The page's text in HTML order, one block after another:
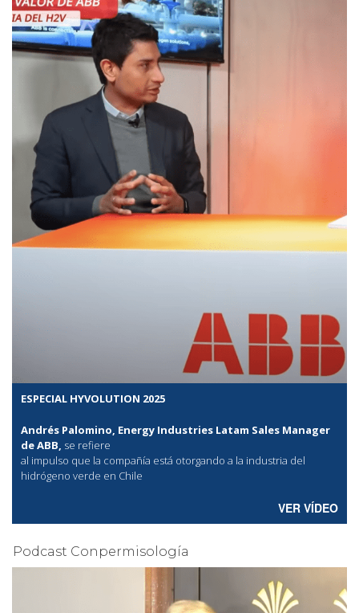
ESPECIAL HYVOLUTION 2025
Andrés Palomino, Energy Industries Latam Sales Manager
de ABB, se refiere
al impulso que la compañía está otorgando a la industria del
hidrógeno verde en Chile
VER VÍDEO
Podcast Conpermisología